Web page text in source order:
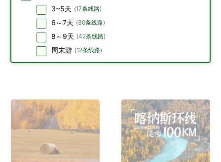
3~5天 (17条线路)
6～7天 (30条线路)
8～9天 (42条线路)
周末游 (12条线路)